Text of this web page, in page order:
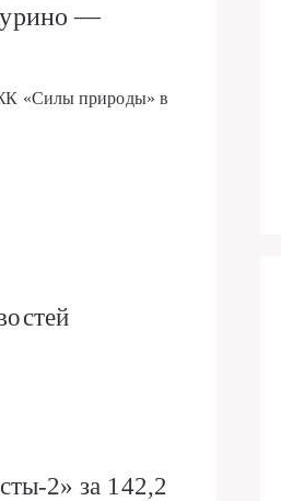
—
«Силы природы» в
2» за 142,2